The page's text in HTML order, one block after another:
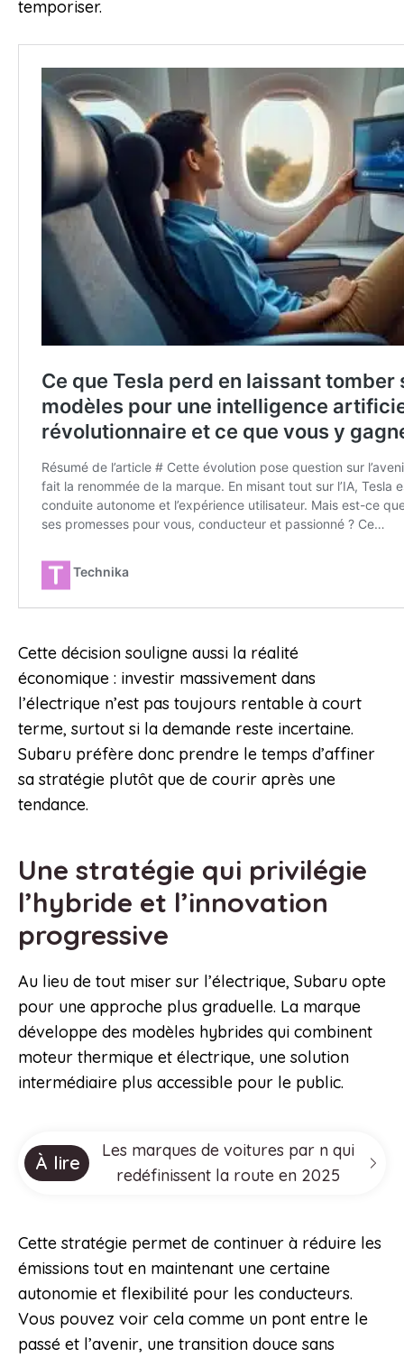
temporiser.
Cette décision souligne aussi la réalité
économique : investir massivement dans
l’électrique n’est pas toujours rentable à court
terme, surtout si la demande reste incertaine.
Subaru préfère donc prendre le temps d’affiner
sa stratégie plutôt que de courir après une
tendance.
Une stratégie qui privilégie
l’hybride et l’innovation
progressive
Au lieu de tout miser sur l’électrique, Subaru opte
pour une approche plus graduelle. La marque
développe des modèles hybrides qui combinent
moteur thermique et électrique, une solution
intermédiaire plus accessible pour le public.
À lire
Les marques de voitures par n qui
redéfinissent la route en 2025
Cette stratégie permet de continuer à réduire les
émissions tout en maintenant une certaine
autonomie et flexibilité pour les conducteurs.
Vous pouvez voir cela comme un pont entre le
passé et l’avenir, une transition douce sans